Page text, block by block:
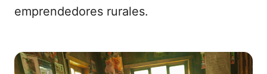
emprendedores rurales.